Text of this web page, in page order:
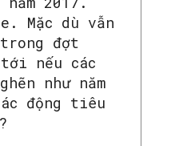
Mặc dù vẫn
đợt
nếu các
như năm
động tiêu